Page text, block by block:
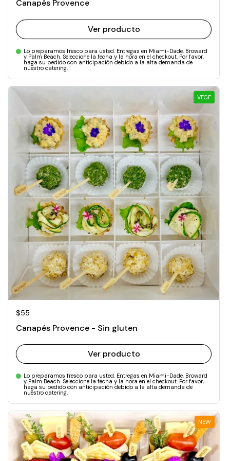
Canapés Provence
Ver producto
Lo preparamos fresco para usted. Entregas en Miami-Dade, Broward
y Palm Beach. Seleccione la fecha y la hora en el checkout. Por favor,
haga su pedido con anticipación debido a la alta demanda de
nuestro catering.
Precio normal
$55
Canapés Provence - Sin gluten
Ver producto
Lo preparamos fresco para usted. Entregas en Miami-Dade, Broward
y Palm Beach. Seleccione la fecha y la hora en el checkout. Por favor,
haga su pedido con anticipación debido a la alta demanda de
nuestro catering.
VEGE
NEW